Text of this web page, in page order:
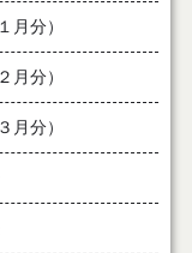
月分）
月分）
月分）